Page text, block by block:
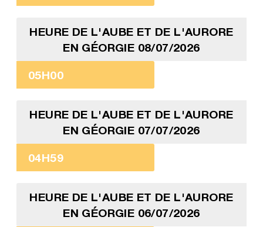
HEURE DE L'AUBE ET DE L'AURORE
EN GÉORGIE 08/07/2026
05H00
HEURE DE L'AUBE ET DE L'AURORE
EN GÉORGIE 07/07/2026
04H59
HEURE DE L'AUBE ET DE L'AURORE
EN GÉORGIE 06/07/2026